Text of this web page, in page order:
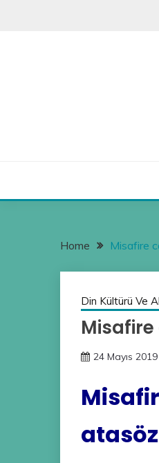
Home Misafire
Din Kültürü Ve
24 Mayıs 2019